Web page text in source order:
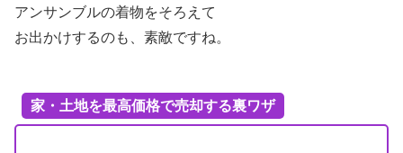
アンサンブルの着物をそろえて
お出かけするのも、素敵ですね。
家・土地を最高価格で売却する裏ワザ